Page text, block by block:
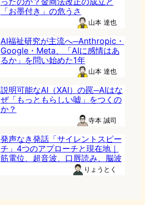
「お墨付き」の危うさ
山本 達也
AI福祉研究が主流へ─Anthropic・
Google・Meta、「AIに感情はあ
るか」を問い始めた1年
山本 達也
説明可能なAI（XAI）の罠─AIはな
ぜ「もっともらしい嘘」をつくの
か？
寺本 誠司
発声なき発話「サイレントスピー
チ」4つのアプローチと現在地｜
筋電位、超音波、口唇読み、脳波
りょうとく